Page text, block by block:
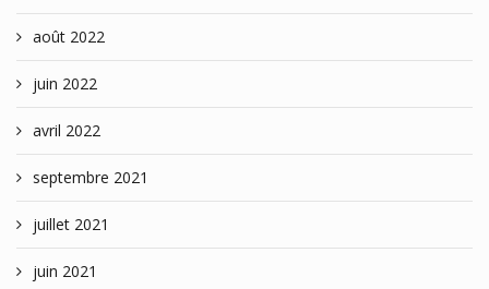
août 2022
juin 2022
avril 2022
septembre 2021
juillet 2021
juin 2021